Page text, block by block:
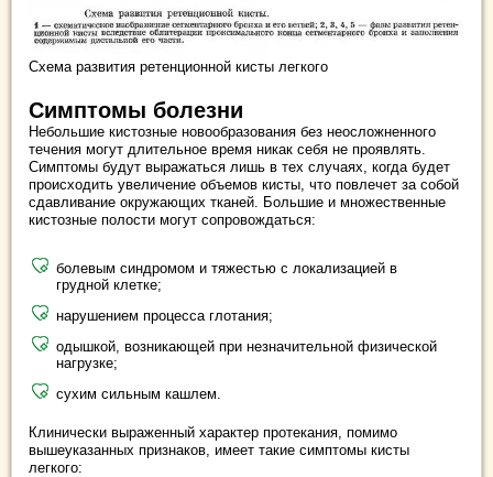
Схема развития ретенционной кисты легкого
Симптомы болезни
Небольшие кистозные новообразования без неосложненного
течения могут длительное время никак себя не проявлять.
Симптомы будут выражаться лишь в тех случаях, когда будет
происходить увеличение объемов кисты, что повлечет за собой
сдавливание окружающих тканей. Большие и множественные
кистозные полости могут сопровождаться:
болевым синдромом и тяжестью с локализацией в
грудной клетке;
нарушением процесса глотания;
одышкой, возникающей при незначительной физической
нагрузке;
сухим сильным кашлем.
Клинически выраженный характер протекания, помимо
вышеуказанных признаков, имеет такие симптомы кисты
легкого: